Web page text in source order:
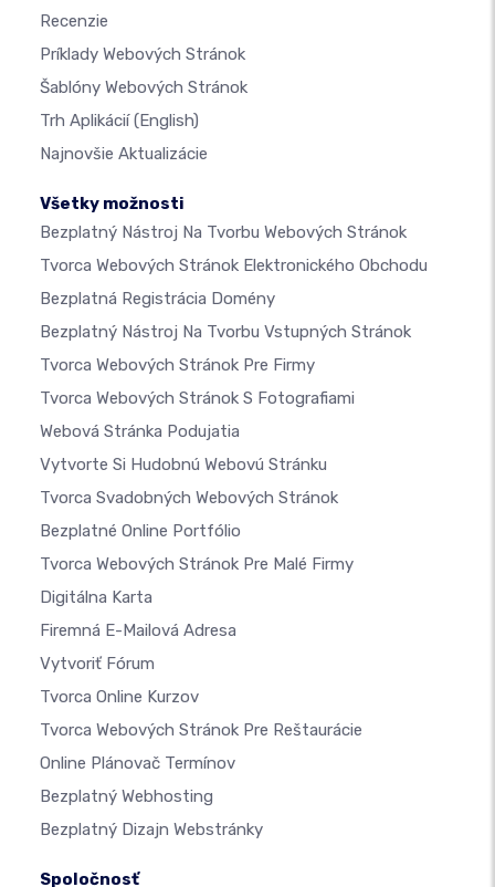
Recenzie
Príklady Webových Stránok
Šablóny Webových Stránok
Trh Aplikácií(English)
Najnovšie Aktualizácie
Všetky možnosti
Bezplatný Nástroj Na Tvorbu Webových Stránok
Tvorca Webových Stránok Elektronického Obchodu
Bezplatná Registrácia Domény
Bezplatný Nástroj Na Tvorbu Vstupných Stránok
Tvorca Webových Stránok Pre Firmy
Tvorca Webových Stránok S Fotografiami
Webová Stránka Podujatia
Vytvorte Si Hudobnú Webovú Stránku
Tvorca Svadobných Webových Stránok
Bezplatné Online Portfólio
Tvorca Webových Stránok Pre Malé Firmy
Digitálna Karta
Firemná E-Mailová Adresa
Vytvoriť Fórum
Tvorca Online Kurzov
Tvorca Webových Stránok Pre Reštaurácie
Online Plánovač Termínov
Bezplatný Webhosting
Bezplatný Dizajn Webstránky
Spoločnosť